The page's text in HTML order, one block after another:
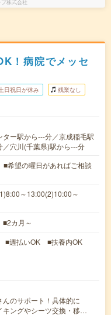
株式会社
！病院でメッセ
日祝日が休み 残業なし
ー駅から---分／京成稲毛駅
穴川(千葉県)駅から---分
希望の曜日があればご相談
～13:00(2)10:00～
■2カ月～
■週払いOK ■扶養内OK
のサポート！具体的に
キングやシーツ交換・移…